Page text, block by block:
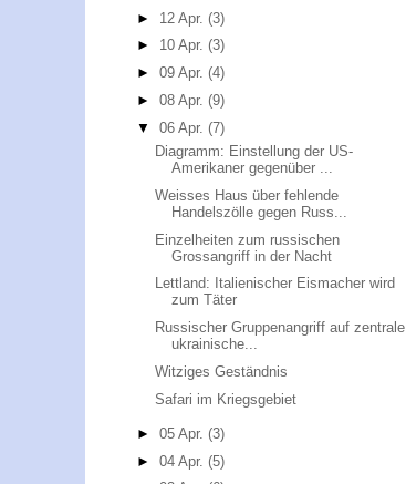
► 12 Apr.(3)
► 10 Apr.(3)
►09 Apr.(4)
►08 Apr.(9)
▼06 Apr.(7)
Diagramm: Einstellung der US-
Amerikaner gegenüber ...
Weisses Haus über fehlende
Handelszölle gegen Russ...
Einzelheiten zum russischen
Grossangriff in der Nacht
Lettland: Italienischer Eismacher wird
zum Täter
Russischer Gruppenangriff auf zentrale
ukrainische...
Witziges Geständnis
Safari im Kriegsgebiet
►05 Apr.(3)
►04 Apr.(5)